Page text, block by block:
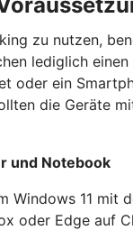
zu nutzen,
lediglich
oder ein
die Geräte
und Notebook
Windows 11 mit
oder Edge auf